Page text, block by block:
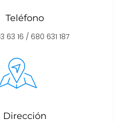
Teléfono
63 16 / 680 631 187
Dirección